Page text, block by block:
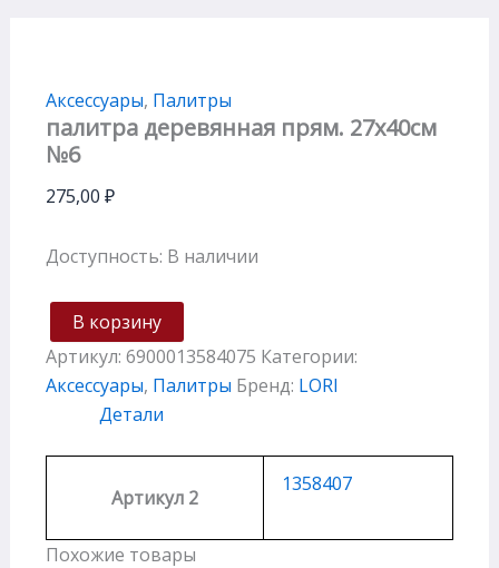
Аксессуары, Палитры
палитра деревянная прям. 27х40см
№6
275,00 ₽
Доступность: В наличии
В корзину
Артикул: 6900013584075 Категории:
Аксессуары, Палитры Бренд: LORI
Детали
Артикул 2
1358407
Похожие товары